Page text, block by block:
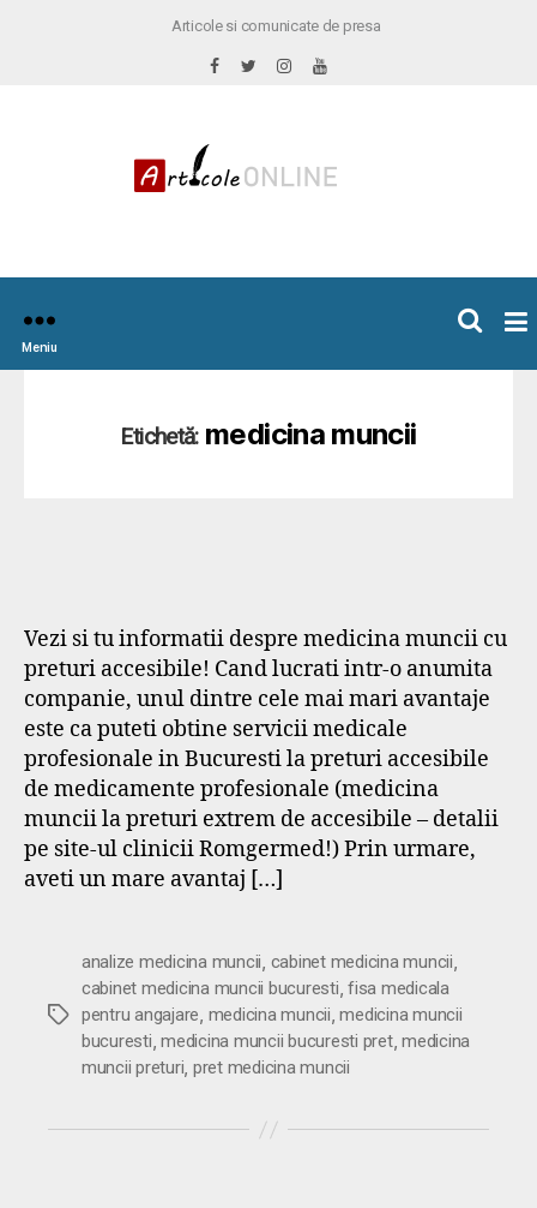
Articole si comunicate de presa
Meniu
Etichetă: medicina muncii
Vezi si tu informatii despre medicina muncii cu
preturi accesibile! Cand lucrati intr-o anumita
companie, unul dintre cele mai mari avantaje
este ca puteti obtine servicii medicale
profesionale in Bucuresti la preturi accesibile
de medicamente profesionale (medicina
muncii la preturi extrem de accesibile – detalii
pe site-ul clinicii Romgermed!) Prin urmare,
aveti un mare avantaj […]
Etichete
analize medicina muncii, cabinet medicina muncii,
cabinet medicina muncii bucuresti,fisa medicala
pentru angajare, medicina muncii,medicina muncii
bucuresti,medicina muncii bucuresti pret,medicina
muncii preturi, pret medicina muncii